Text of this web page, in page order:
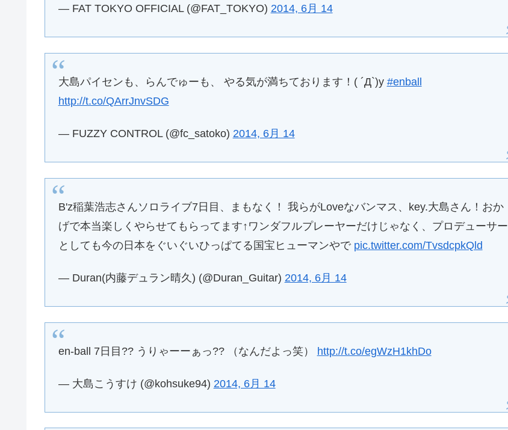
— FAT TOKYO OFFICIAL (@FAT_TOKYO) 2014, 6月 14
大島パイセンも、らんでゅーも、 やる気が満ちております！( ´Д`)y #enball
http://t.co/QArrJnvSDG
— FUZZY CONTROL (@fc_satoko) 2014, 6月 14
B'z稲葉浩志さんソロライブ7日目、まもなく！ 我らがLoveなバンマス、key.大島さん！おか
げで本当楽しくやらせてもらってます↑ワンダフルプレーヤーだけじゃなく、プロデューサー
としても今の日本をぐいぐいひっぱてる国宝ヒューマンやで pic.twitter.com/TvsdcpkQld
— Duran(内藤デュラン晴久) (@Duran_Guitar) 2014, 6月 14
en-ball 7日目?? うりゃーーぁっ?? （なんだよっ笑） http://t.co/egWzH1khDo
— 大島こうすけ (@kohsuke94) 2014, 6月 14